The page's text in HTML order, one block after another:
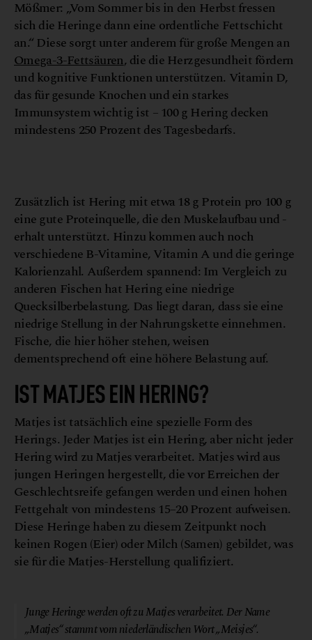
Mößmer: „Vom Sommer bis in den Herbst fressen
sich die Heringe dann eine ordentliche Fettschicht
an.“ Diese sorgt unter anderem für große Mengen an
Omega-3-Fettsäuren, die die Herzgesundheit fördern
und kognitive Funktionen unterstützen. Vitamin D,
das für gesunde Knochen und ein starkes
Immunsystem wichtig ist – 100 g Hering decken
mindestens 250 Prozent des Tagesbedarfs.
Zusätzlich ist Hering mit etwa 18 g Protein pro 100 g
eine gute Proteinquelle, die den Muskelaufbau und -
erhalt unterstützt. Hinzu kommen auch noch
verschiedene B-Vitamine, Vitamin A und die geringe
Kalorienzahl. Außerdem spannend: Im Vergleich zu
anderen Fischen hat Hering eine niedrige
Quecksilberbelastung. Das liegt daran, dass sie eine
niedrige Stellung in der Nahrungskette einnehmen.
Fische, die hier höher stehen, weisen
dementsprechend oft eine höhere Belastung auf.
IST MATJES EIN HERING?
Matjes ist tatsächlich eine spezielle Form des
Herings. Jeder Matjes ist ein Hering, aber nicht jeder
Hering wird zu Matjes verarbeitet. Matjes wird aus
jungen Heringen hergestellt, die vor Erreichen der
Geschlechtsreife gefangen werden und einen hohen
Fettgehalt von mindestens 15–20 Prozent aufweisen.
Diese Heringe haben zu diesem Zeitpunkt noch
keinen Rogen (Eier) oder Milch (Samen) gebildet, was
sie für die Matjes-Herstellung qualifiziert.
Junge Heringe werden oft zu Matjes verarbeitet. Der Name
„Matjes“ stammt vom niederländischen Wort „Meisjes“.